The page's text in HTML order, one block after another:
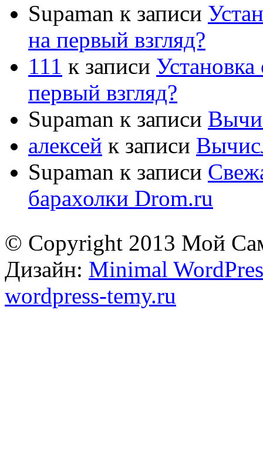
Supaman к записи
на первый взгляд?
111 к записи Установка
первый взгляд?
Supaman к записи
алексей к записи
Supaman к записи
барахолки Drom.ru
© Copyright 2013 Мой
Дизайн: Minimal
wordpress-temy.ru